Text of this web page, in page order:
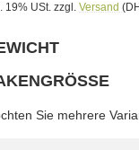
19% USt. zzgl. Versand
Sie mehrere